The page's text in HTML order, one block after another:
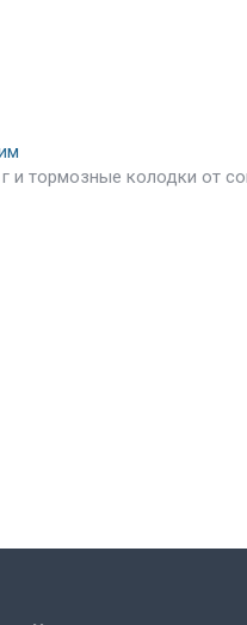
тормозные колодки от